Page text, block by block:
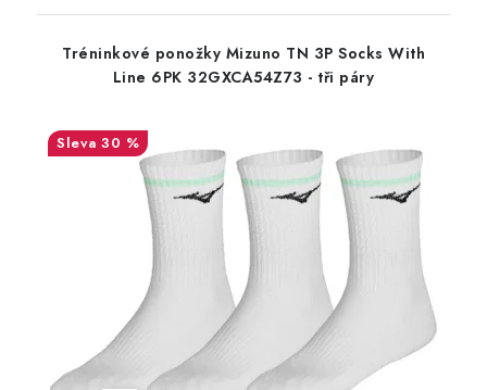
Tréninkové ponožky Mizuno TN 3P Socks With
Line 6PK 32GXCA54Z73 - tři páry
30 %